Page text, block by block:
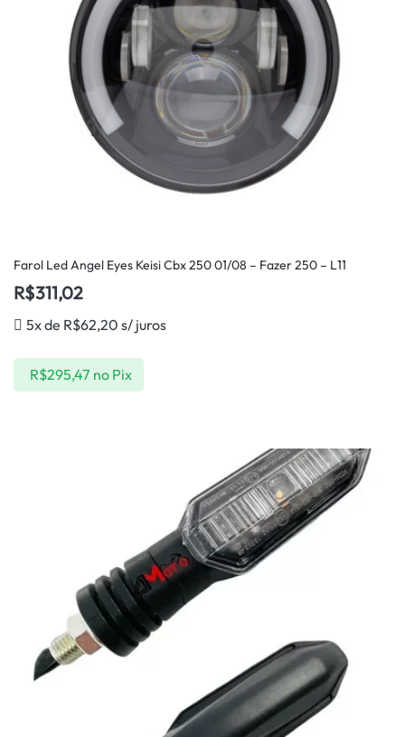
Farol Led Angel Eyes Keisi Cbx 250 01/08 – Fazer 250 – L11
R$311,02
5x de R$62,20 s/ juros
R$295,47 no Pix